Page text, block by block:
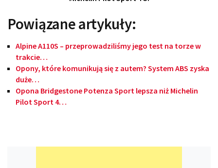
Powiązane artykuły:
Alpine A110S – przeprowadziliśmy jego test na torze w
trakcie…
Opony, które komunikują się z autem? System ABS zyska
duże…
Opona Bridgestone Potenza Sport lepsza niż Michelin
Pilot Sport 4…